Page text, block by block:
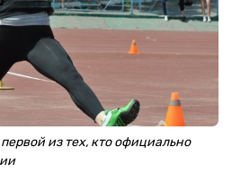
из тех, кто официально